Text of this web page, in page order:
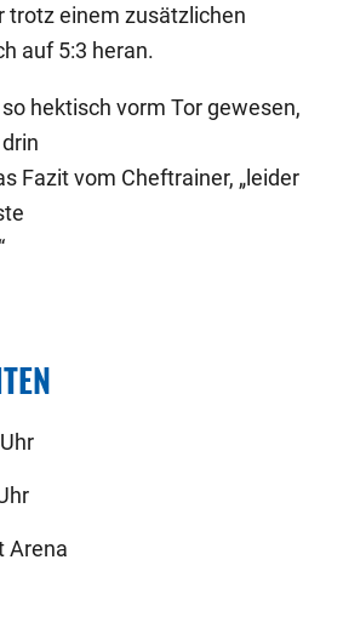
trotz einem zusätzlichen
auf 5:3 heran.
hektisch vorm Tor gewesen,
Fazit vom Cheftrainer, „leider
Arena